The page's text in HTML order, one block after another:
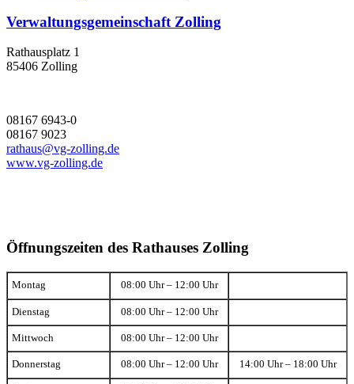
Verwaltungsgemeinschaft Zolling
Rathausplatz 1
85406 Zolling
08167 6943-0
08167 9023
rathaus@vg-zolling.de
www.vg-zolling.de
Öffnungszeiten des Rathauses Zolling
Montag 08:00 Uhr – 12:00 Uhr
Dienstag 08:00 Uhr – 12:00 Uhr
Mittwoch 08:00 Uhr – 12:00 Uhr
Donnerstag 08:00 Uhr – 12:00 Uhr 14:00 Uhr – 18:00 Uhr